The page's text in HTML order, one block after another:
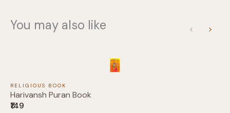
You may also like
PreviousNext
RELIGIOUS BOOK
Harivansh Puran Book
₹149